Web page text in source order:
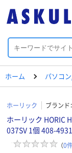
ホーム パソコ
ホーリック ブランド：
ホーリック HORIC
037SV 1個 408-4931
（0